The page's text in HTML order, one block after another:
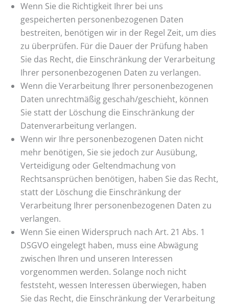
Wenn Sie die Richtigkeit Ihrer bei uns
gespeicherten personenbezogenen Daten
bestreiten, benötigen wir in der Regel Zeit, um dies
zu überprüfen. Für die Dauer der Prüfung haben
Sie das Recht, die Einschränkung der Verarbeitung
Ihrer personenbezogenen Daten zu verlangen.
Wenn die Verarbeitung Ihrer personenbezogenen
Daten unrechtmäßig geschah/geschieht, können
Sie statt der Löschung die Einschränkung der
Datenverarbeitung verlangen.
Wenn wir Ihre personenbezogenen Daten nicht
mehr benötigen, Sie sie jedoch zur Ausübung,
Verteidigung oder Geltendmachung von
Rechtsansprüchen benötigen, haben Sie das Recht,
statt der Löschung die Einschränkung der
Verarbeitung Ihrer personenbezogenen Daten zu
verlangen.
Wenn Sie einen Widerspruch nach Art. 21 Abs. 1
DSGVO eingelegt haben, muss eine Abwägung
zwischen Ihren und unseren Interessen
vorgenommen werden. Solange noch nicht
feststeht, wessen Interessen überwiegen, haben
Sie das Recht, die Einschränkung der Verarbeitung